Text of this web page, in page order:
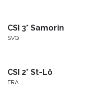
CSI 3* Samorin
SVQ
CSI 2* St-Lô
FRA